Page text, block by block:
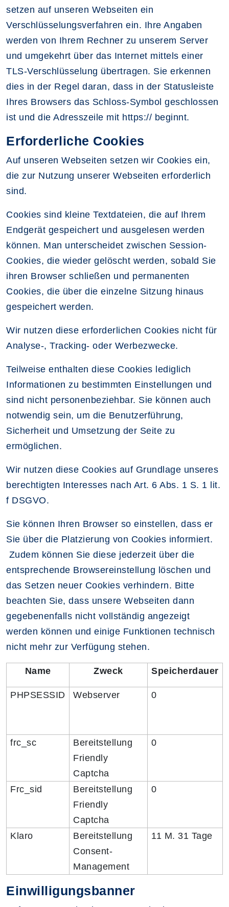
setzen auf unseren Webseiten ein
Verschlüsselungsverfahren ein. Ihre Angaben
werden von Ihrem Rechner zu unserem Server
und umgekehrt über das Internet mittels einer
TLS-Verschlüsselung übertragen. Sie erkennen
dies in der Regel daran, dass in der Statusleiste
Ihres Browsers das Schloss-Symbol geschlossen
ist und die Adresszeile mit https:// beginnt.
Erforderliche Cookies
Auf unseren Webseiten setzen wir Cookies ein,
die zur Nutzung unserer Webseiten erforderlich
sind.
Cookies sind kleine Textdateien, die auf Ihrem
Endgerät gespeichert und ausgelesen werden
können. Man unterscheidet zwischen Session-
Cookies, die wieder gelöscht werden, sobald Sie
ihren Browser schließen und permanenten
Cookies, die über die einzelne Sitzung hinaus
gespeichert werden.
Wir nutzen diese erforderlichen Cookies nicht für
Analyse-, Tracking- oder Werbezwecke.
Teilweise enthalten diese Cookies lediglich
Informationen zu bestimmten Einstellungen und
sind nicht personenbeziehbar. Sie können auch
notwendig sein, um die Benutzerführung,
Sicherheit und Umsetzung der Seite zu
ermöglichen.
Wir nutzen diese Cookies auf Grundlage unseres
berechtigten Interesses nach Art. 6 Abs. 1 S. 1 lit.
f DSGVO.
Sie können Ihren Browser so einstellen, dass er
Sie über die Platzierung von Cookies informiert.
Zudem können Sie diese jederzeit über die
entsprechende Browsereinstellung löschen und
das Setzen neuer Cookies verhindern. Bitte
beachten Sie, dass unsere Webseiten dann
gegebenenfalls nicht vollständig angezeigt
werden können und einige Funktionen technisch
nicht mehr zur Verfügung stehen.
Name Zweck Speicherdauer
PHPSESSID Webserver ​0
frc_sc
Bereitstellung
Friendly
Captcha
0
Frc_sid
Bereitstellung
Friendly
Captcha
0
Klaro
Bereitstellung
Consent-
Management
11 M. 31 Tage
Einwilligungsbanner